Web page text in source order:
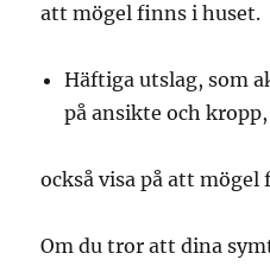
att mögel finns i huset.
Häftiga utslag, som
på ansikte och
också visa på att mögel
Om du tror att dina